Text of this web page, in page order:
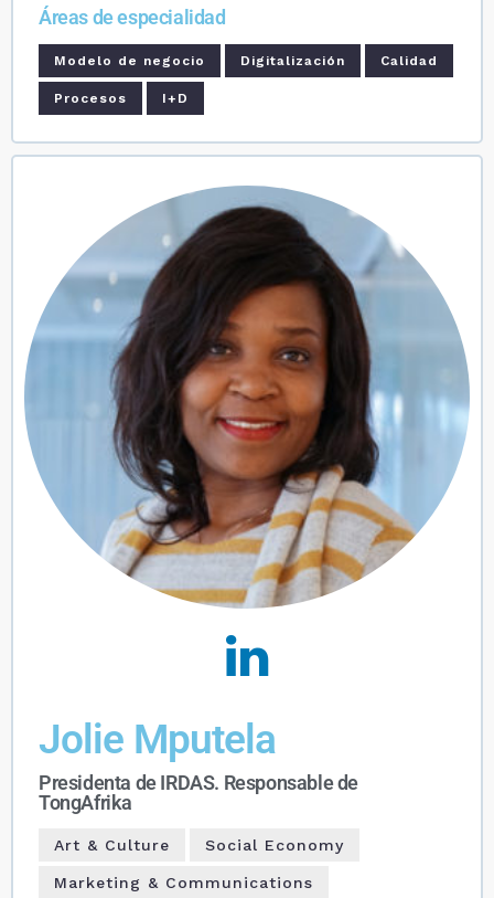
Áreas de especialidad
Modelo de negocio Digitalización Calidad
Procesos I+D
Jolie Mputela
Presidenta de IRDAS. Responsable de
TongAfrika
Art & Culture Social Economy
Marketing & Communications